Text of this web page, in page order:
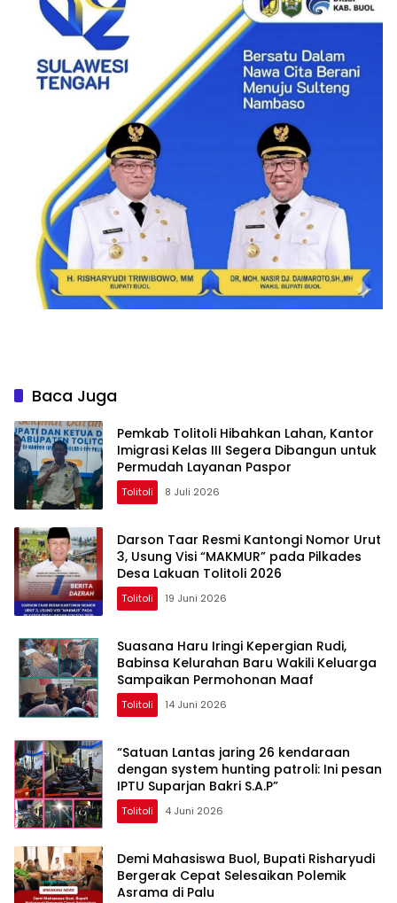
Baca Juga
Pemkab Tolitoli Hibahkan Lahan, Kantor
Imigrasi Kelas III Segera Dibangun untuk
Permudah Layanan Paspor
Tolitoli 8 Juli 2026
Darson Taar Resmi Kantongi Nomor Urut
3, Usung Visi “MAKMUR” pada Pilkades
Desa Lakuan Tolitoli 2026
Tolitoli 19 Juni 2026
Suasana Haru Iringi Kepergian Rudi,
Babinsa Kelurahan Baru Wakili Keluarga
Sampaikan Permohonan Maaf
Tolitoli 14 Juni 2026
“Satuan Lantas jaring 26 kendaraan
dengan system hunting patroli: Ini pesan
IPTU Suparjan Bakri S.A.P”
Tolitoli 4 Juni 2026
Demi Mahasiswa Buol, Bupati Risharyudi
Bergerak Cepat Selesaikan Polemik
Asrama di Palu